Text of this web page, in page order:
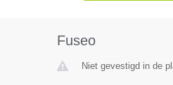
Fuseo
Niet gevestigd in de